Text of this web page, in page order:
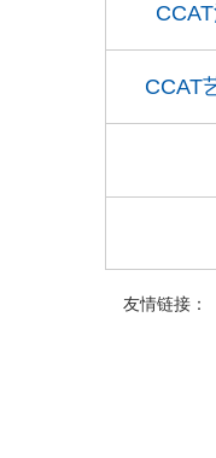
CCAT
友情链接：